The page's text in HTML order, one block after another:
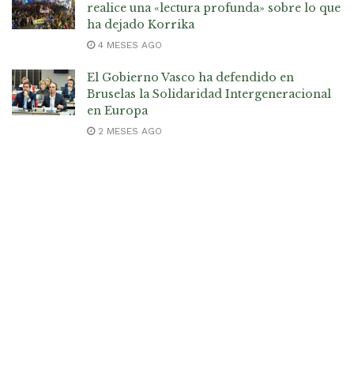
realice una «lectura profunda» sobre lo que
ha dejado Korrika
4 MESES AGO
El Gobierno Vasco ha defendido en
Bruselas la Solidaridad Intergeneracional
en Europa
2 MESES AGO